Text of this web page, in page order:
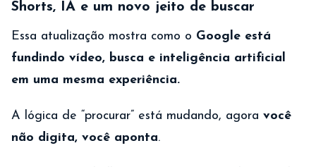
Shorts, IA e um novo jeito de buscar
Essa atualização mostra como o Google está
fundindo vídeo, busca e inteligência artificial
em uma mesma experiência.
A lógica de “procurar” está mudando, agora você
não digita, você aponta.